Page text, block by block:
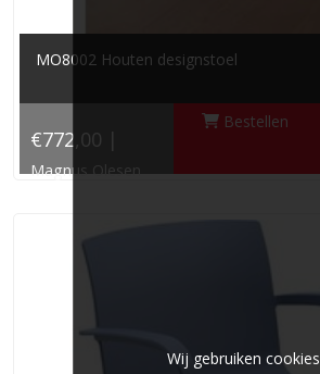
MO8002 Houten designstoel
€772,00 |
Magnus Olesen
Bestellen
Wij gebruiken cookies